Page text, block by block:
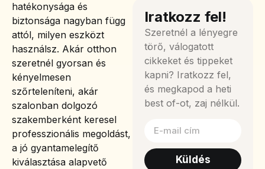
hatékonysága és
biztonsága nagyban függ
attól, milyen eszközt
használsz. Akár otthon
szeretnél gyorsan és
kényelmesen
szőrteleníteni, akár
szalonban dolgozó
szakemberként keresel
professzionális megoldást,
a jó gyantamelegítő
kiválasztása alapvető
Iratkozz fel!
Szeretnél a lényegre
törő, válogatott
cikkeket és tippeket
kapni? Iratkozz fel,
és megkapod a heti
best of-ot, zaj nélkül.
Küldés